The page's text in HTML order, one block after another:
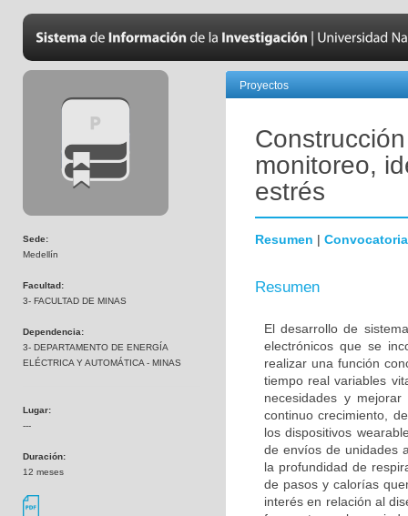
Sede:
Medellín
Facultad:
3- FACULTAD DE MINAS
Dependencia:
3- DEPARTAMENTO DE ENERGÍA
ELÉCTRICA Y AUTOMÁTICA - MINAS
Lugar:
---
Duración:
12 meses
Proyectos
monitoreo,
estrés
Resumen | Convocatoria
Resumen
El desarrollo de
electrónicos que se
realizar una función
tiempo real variables
necesidades y
continuo crecimiento,
los dispositivos
de envíos de unidades
la profundidad de
de pasos y calorías
interés en relación al